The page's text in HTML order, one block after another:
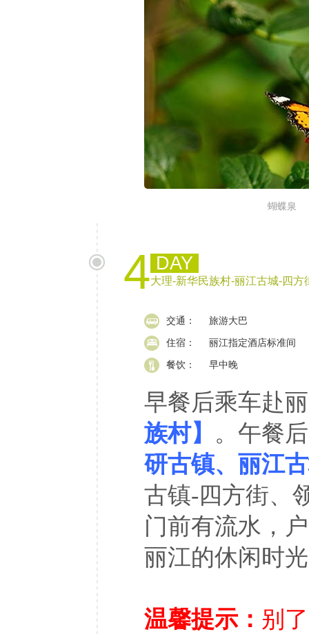
蝴蝶泉
4 DAY
大理-新华民族村-丽江古城-四方
交通： 旅游大巴
住宿： 丽江指定酒店标准间
餐饮： 早中晚
早餐后乘车赴
族村】 。午餐
研古镇、丽江
古镇-四方街、
门前有流水，
丽江的休闲时
温馨提示： 别